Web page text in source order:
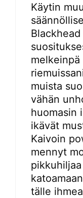
Käytin
muista
vähän
huomasin
ikävät
Kaivoin
mennyt
tälle